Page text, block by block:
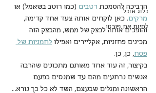
בלוג אוכל
לחיות את פורטו
הרביכה להסמכת רטבים (כמו רוטב בשאמל) או
מרקים. כאן לוקחים אותה צעד אחד קדימה,
והופכים אותה לבצק של ממש, מהבצק הזה
מכינים פחזניות, אקליירים ואפילו לחמניות של
פסח, כן, כן.
בקיצור, זה עוד אחד מאותם מתכונים שהרבה
אנשים נרתעים מהם עד שמנסים בפעם
הראשונה ומגלים שבעצם, השד לא כל כך נורא...